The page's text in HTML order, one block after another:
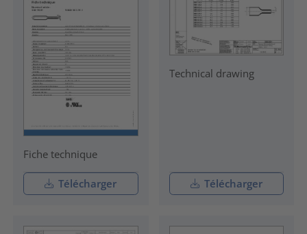
Fiche technique
Télécharger
Technical drawing
Télécharger